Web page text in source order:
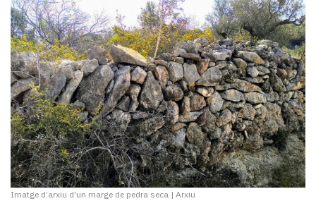
Imatge d’arxiu d'un marge de pedra seca | Arxiu